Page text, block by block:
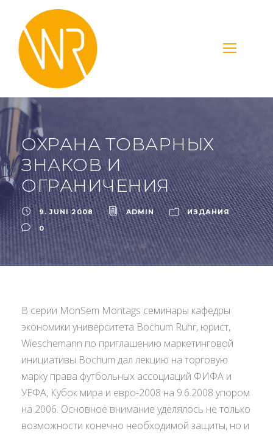
ОХРАНА ТОВАРНЫХ
ЗНАКОВ И
ОГРАНИЧЕНИЯ
9. JUNI 2008 ADMIN
ИЗДАНИЯ
0
В серии MonSem Montags семинары кафедры
экономики университета Bochum Ruhr, юрист,
Wieschemann по приглашению маркетинговой
инициативы Bochum дал лекцию на торговую
марку права футбольных ассоциаций ФИФА и
УЕФА, Кубок мира и евро-2008 на 9.6.2008 упором
на 2006. Основное внимание уделялось не только
возможности конечно необходимой защиты, но и